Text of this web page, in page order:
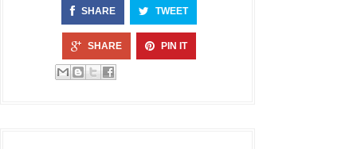
SHARE TWEET
SHARE PIN IT